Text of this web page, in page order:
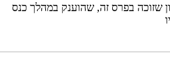
שזוכה בפרס זה, שהוענק במהלך כנס